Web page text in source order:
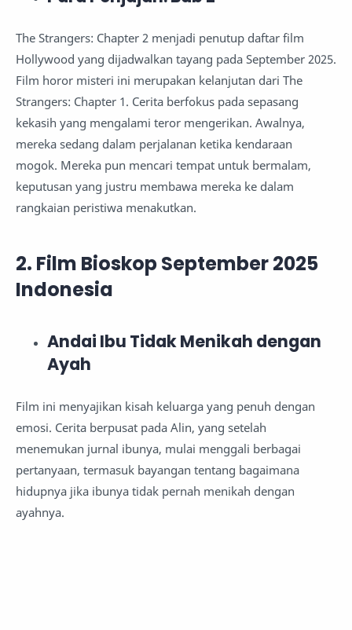
The Strangers: Chapter 2 menjadi penutup daftar film
Hollywood yang dijadwalkan tayang pada September 2025.
Film horor misteri ini merupakan kelanjutan dari The
Strangers: Chapter 1. Cerita berfokus pada sepasang
kekasih yang mengalami teror mengerikan. Awalnya,
mereka sedang dalam perjalanan ketika kendaraan
mogok. Mereka pun mencari tempat untuk bermalam,
keputusan yang justru membawa mereka ke dalam
rangkaian peristiwa menakutkan.
2. Film Bioskop September 2025
Indonesia
Andai Ibu Tidak Menikah dengan
Ayah
Film ini menyajikan kisah keluarga yang penuh dengan
emosi. Cerita berpusat pada Alin, yang setelah
menemukan jurnal ibunya, mulai menggali berbagai
pertanyaan, termasuk bayangan tentang bagaimana
hidupnya jika ibunya tidak pernah menikah dengan
ayahnya.